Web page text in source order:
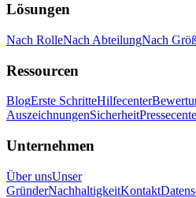
Lösungen
Nach RolleNach AbteilungNach
Ressourcen
BlogErste SchritteHilfecenter
AuszeichnungenSicherheit
Unternehmen
Über unsUnser
GründerNachhaltigkeitKontakt